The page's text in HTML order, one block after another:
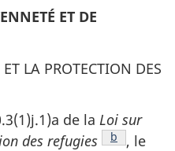
ET DE
LA PROTECTION DES
bas de pagede la Loi sur
des refugies
Note de
b
, le